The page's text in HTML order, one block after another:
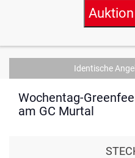
Identische
Wochentag-
am GC Murtal